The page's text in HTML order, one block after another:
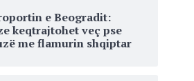
e Beogradit:
keqtrajtohet veç pse
me flamurin shqiptar